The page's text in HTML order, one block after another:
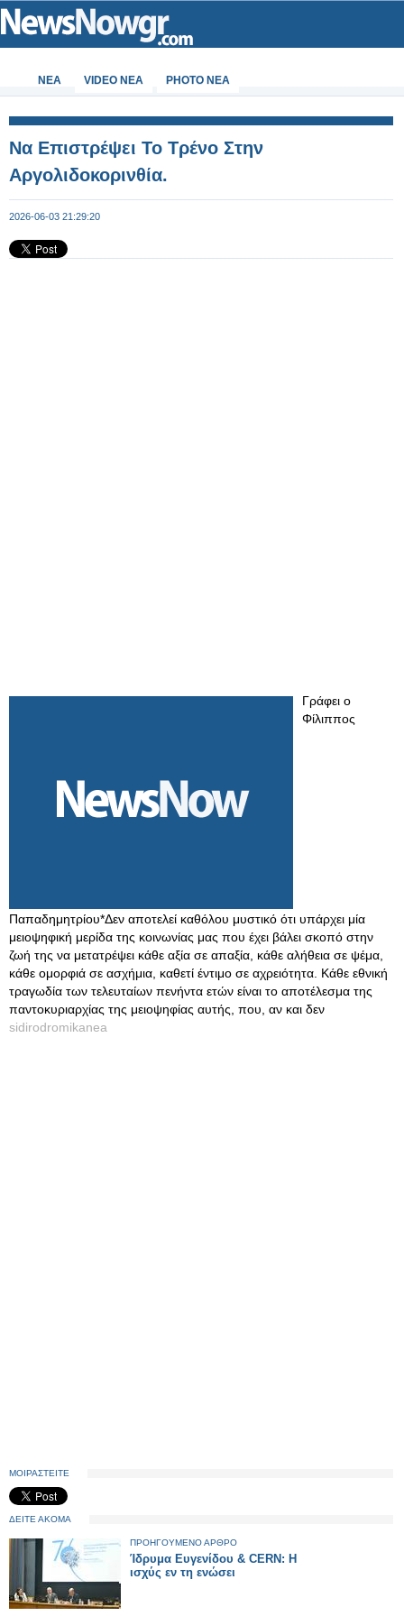
ΝΕΑ VIDEO NEA PHOTO NEA
Να Επιστρέψει Το Τρένο Στην
Αργολιδοκορινθία.
2026-06-03 21:29:20
Γράφει ο
Φίλιππος
Παπαδημητρίου*Δεν αποτελεί καθόλου μυστικό ότι υπάρχει μία
μειοψηφική μερίδα της κοινωνίας μας που έχει βάλει σκοπό στην
ζωή της να μετατρέψει κάθε αξία σε απαξία, κάθε αλήθεια σε ψέμα,
κάθε ομορφιά σε ασχήμια, καθετί έντιμο σε αχρειότητα. Κάθε εθνική
τραγωδία των τελευταίων πενήντα ετών είναι το αποτέλεσμα της
παντοκυριαρχίας της μειοψηφίας αυτής, που, αν και δεν
sidirodromikanea
ΜΟΙΡΑΣΤΕΙΤΕ
ΔΕΙΤΕ ΑΚΟΜΑ
ΠΡΟΗΓΟΥΜΕΝΟ ΑΡΘΡΟ
Ίδρυμα Ευγενίδου & CERN: Η
ισχύς εν τη ενώσει